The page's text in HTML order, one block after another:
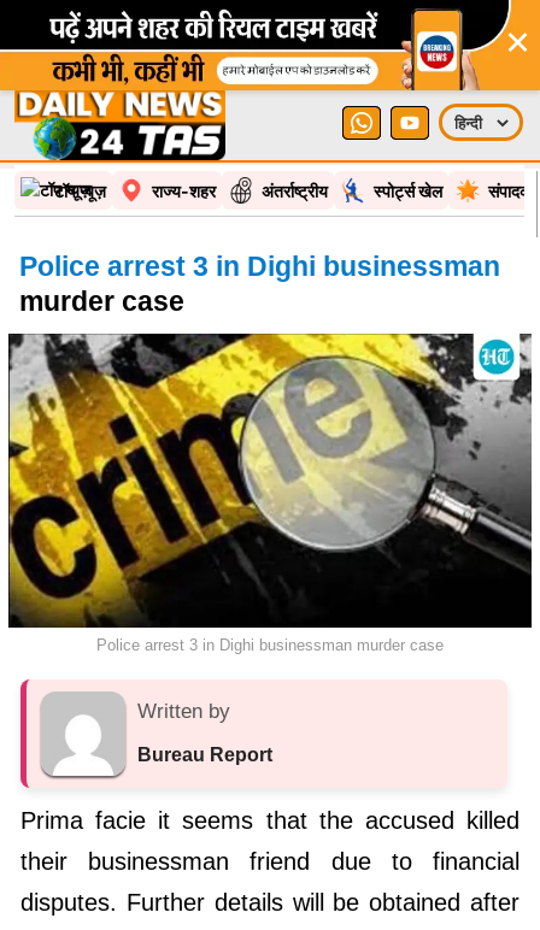
×
टॉप न्यूज़ राज्य-शहर अंतर्राष्ट्रीय स्पोर्ट्स खेल
Police arrest 3 in Dighi businessman
murder case
Police arrest 3 in Dighi businessman murder case
Written by
Bureau Report
Prima facie it seems that the accused killed
their businessman friend due to financial
disputes. Further details will be obtained after